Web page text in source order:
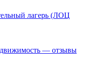
лагерь (ЛОЦ
— отзывы